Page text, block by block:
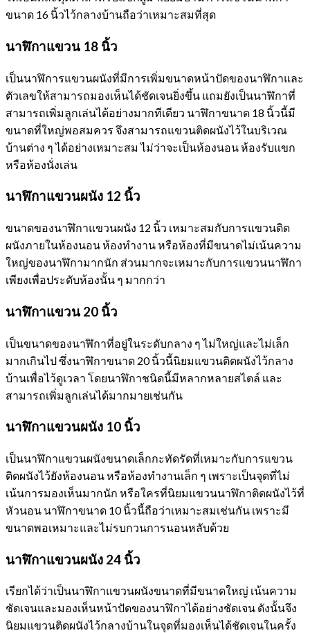
ขนาด 16 นิ้วไว้กลางบ้านถือว่าเหมาะสมที่สุด
นาฬิกาแขวน 18 นิ้ว
เป็นนาฬิการแขวนผนังที่มีการเพิ่มขนาดหน้าปัดของนาฬิกาและ
ตัวเลขให้สามารถมองเห็นได้ชัดเจนยิ่งขึ้น แถมยังเป็นนาฬิกาที่
สามารถเพิ่มลูกเล่นได้อย่างมากทีเดียว นาฬิกาขนาด 18 นิ้วนี้มี
ขนาดที่ใหญ่พอสมควร จึงสามารถแขวนติดผนังไว้ในบริเวณ
บ้านต่าง ๆ ได้อย่างเหมาะสม ไม่ว่าจะเป็นห้องนอน ห้องรับแขก
หรือห้องนั่งเล่น
นาฬิกาแขวนผนัง 12 นิ้ว
ขนาดของนาฬิกาแขวนผนัง 12 นิ้ว เหมาะสมกับการแขวนติด
ผนังภายในห้องนอน ห้องทำงาน หรือห้องที่มีขนาดไม่เน้นความ
ใหญ่ของนาฬิกามากนัก ส่วนมากจะเหมาะกับการแขวนนาฬิกา
เพียงเพื่อประดับห้องนั้น ๆ มากกว่า
นาฬิกาแขวน 20 นิ้ว
เป็นขนาดของนาฬิกาที่อยู่ในระดับกลาง ๆ ไม่ใหญ่และไม่เล็ก
มากเกินไป ซึ่งนาฬิกาขนาด 20 นิ้วนี้นิยมแขวนติดผนังไว้กลาง
บ้านเพื่อไว้ดูเวลา โดยนาฬิกาชนิดนี้มีหลากหลายสไตล์ และ
สามารถเพิ่มลูกเล่นได้มากมายเช่นกัน
นาฬิกาแขวนผนัง 10 นิ้ว
เป็นนาฬิกาแขวนผนังขนาดเล็กกะทัดรัดที่เหมาะกับการแขวน
ติดผนังไว้ยังห้องนอน หรือห้องทำงานเล็ก ๆ เพราะเป็นจุดที่ไม่
เน้นการมองเห็นมากนัก หรือใครที่นิยมแขวนนาฬิกาติดผนังไว้ที่
หัวนอน นาฬิกาขนาด 10 นิ้วนี้ถือว่าเหมาะสมเช่นกัน เพราะมี
ขนาดพอเหมาะและไม่รบกวนการนอนหลับด้วย
นาฬิกาแขวนผนัง 24 นิ้ว
เรียกได้ว่าเป็นนาฬิกาแขวนผนังขนาดที่มีขนาดใหญ่ เน้นความ
ชัดเจนและมองเห็นหน้าปัดของนาฬิกาได้อย่างชัดเจน ดังนั้นจึง
นิยมแขวนติดผนังไว้กลางบ้านในจุดที่มองเห็นได้ชัดเจนในครั้ง